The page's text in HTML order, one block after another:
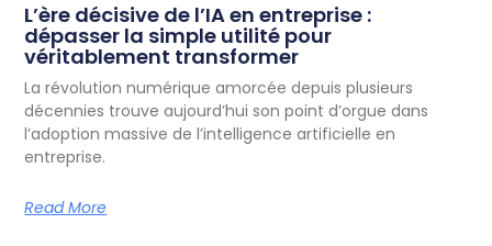
L’ère décisive de l’IA en entreprise :
dépasser la simple utilité pour
véritablement transformer
La révolution numérique amorcée depuis plusieurs
décennies trouve aujourd’hui son point d’orgue dans
l’adoption massive de l’intelligence artificielle en
entreprise.
Read More